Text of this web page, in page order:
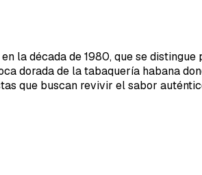
la década de 1980, que se distingue
dorada de la tabaquería habana
que buscan revivir el sabor